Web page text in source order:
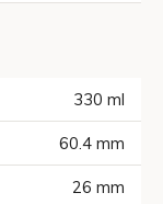
330 ml
60.4 mm
26 mm